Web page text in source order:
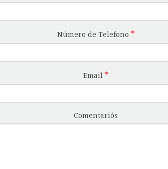
Número de Telefono
Email
Comentariós